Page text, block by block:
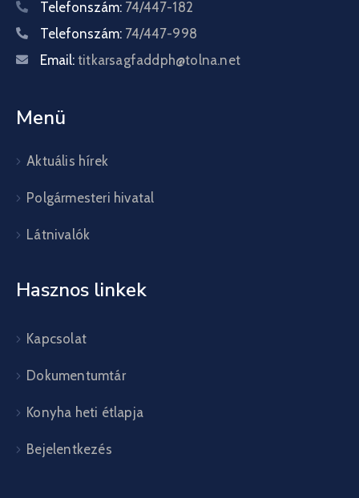
Telefonszám: 74/447-182
Telefonszám: 74/447-998
Email: titkarsagfaddph@tolna.net
Menü
Aktuális hírek
Polgármesteri hivatal
Látnivalók
Hasznos linkek
Kapcsolat
Dokumentumtár
Konyha heti étlapja
Bejelentkezés